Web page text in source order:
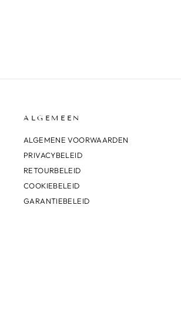
ALGEMEEN
ALGEMENE VOORWAARDEN
PRIVACYBELEID
RETOURBELEID
COOKIEBELEID
GARANTIEBELEID